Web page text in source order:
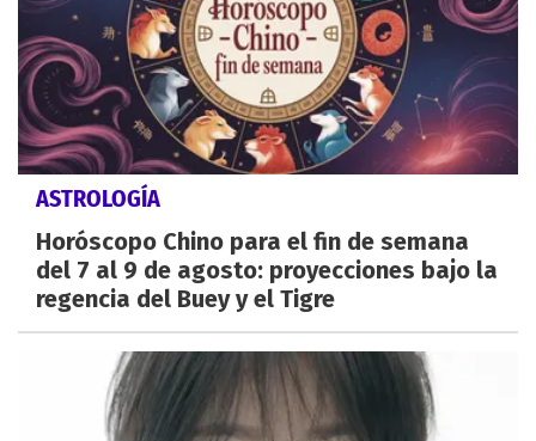
ASTROLOGÍA
Horóscopo Chino para el fin de semana
del 7 al 9 de agosto: proyecciones bajo la
regencia del Buey y el Tigre